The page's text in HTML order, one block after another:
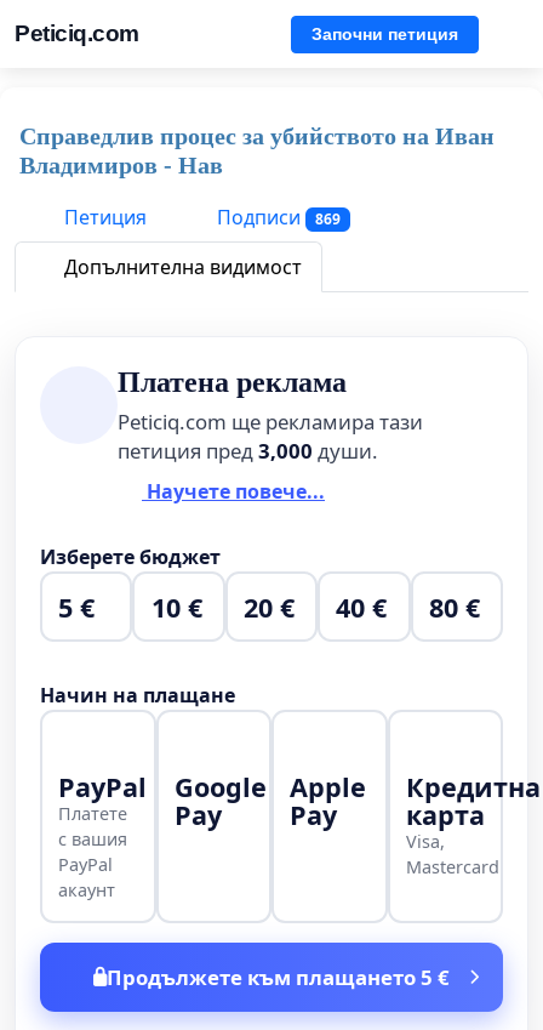
Peticiq.com Започни петиция
Справедлив процес за убийството на Иван
Владимиров - Нав
Петиция
Подписи 869
Допълнителна видимост
Платена реклама
Peticiq.com ще рекламира тази
петиция пред3,000 души.
Научете повече...
Изберете бюджет
5 € 10 € 20 € 40 € 80 €
Начин на плащане
PayPal
Платете
с вашия
PayPal
акаунт
Google
Pay
Apple
Pay
Кредитна
карта
Visa,
Mastercard
Продължете към плащането 5 €